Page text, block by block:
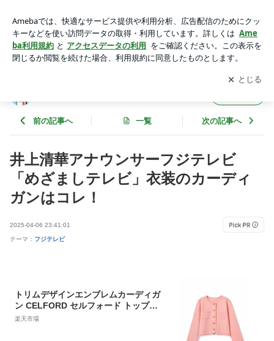
ーディガンはコレ！ | 芸能人テレビ衣装調査委員会
アプリをダウンロードして ブログの更新通知
を受け取りまし
ょう。
開く
前の記事へ 一覧 次の記事へ
井上清華アナウンサーフジテレビ
「めざましテレビ」衣装のカーディ
ガンはコレ！
2025-04-06 23:41:01
テーマ： フジテレビ
トリムデザインエンブレムカーディガ
ン CELFORD セルフォード トップス
カーディガン ホワイト イエロー ピン
楽天市場